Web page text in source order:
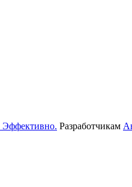
Разработчикам